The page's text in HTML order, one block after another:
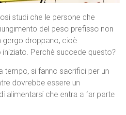
studi che le persone che
del peso prefisso non
gergo droppano, cioè
Perchè succede questo?
tempo, si fanno sacrifici per un
dovrebbe essere un
alimentarsi che entra a far parte